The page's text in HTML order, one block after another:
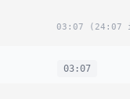
03:07 (24:07
03:07